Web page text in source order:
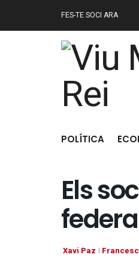
FES-TE SOCI ARA
POLÍTICA
Els
Xavi Paz I